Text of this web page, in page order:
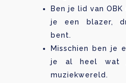
Ben je lid van
je een blazer,
bent.
Misschien ben je
je al heel wat
muziekwereld.